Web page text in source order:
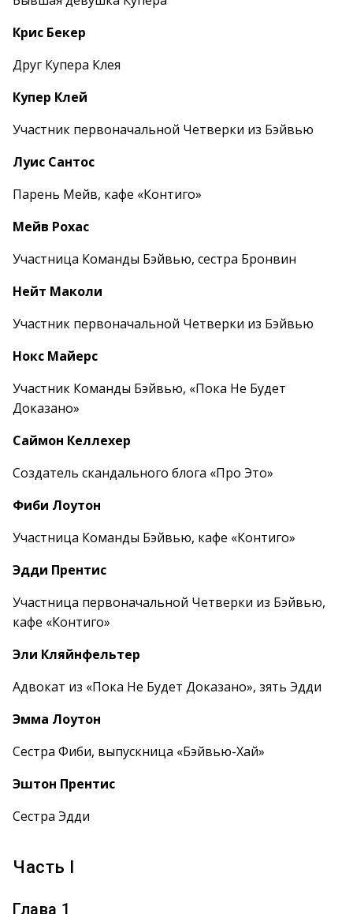
Крис Бекер
Друг Купера Клея
Купер Клей
Участник первоначальной Четверки из Бэйвью
Луис Сантос
Парень Мейв, кафе «Контиго»
Мейв Рохас
Участница Команды Бэйвью, сестра Бронвин
Нейт Маколи
Участник первоначальной Четверки из Бэйвью
Нокс Майерс
Участник Команды Бэйвью, «Пока Не Будет
Доказано»
Саймон Келлехер
Создатель скандального блога «Про Это»
Фиби Лоутон
Участница Команды Бэйвью, кафе «Контиго»
Эдди Прентис
Участница первоначальной Четверки из Бэйвью,
кафе «Контиго»
Эли Кляйнфельтер
Адвокат из «Пока Не Будет Доказано», зять Эдди
Эмма Лоутон
Сестра Фиби, выпускница «Бэйвью-Хай»
Эштон Прентис
Сестра Эдди
Часть I
Глава 1